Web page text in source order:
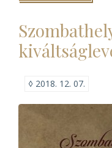
piarista
◊ 2018. 12. 07.